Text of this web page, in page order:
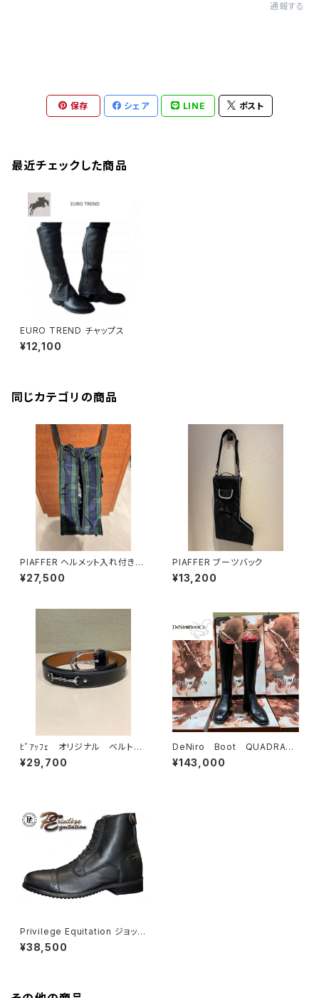
通報する
保存 シェア LINE ポスト
最近チェックした商品
EURO TREND チャップス
¥12,100
同じカテゴリの商品
PIAFFER ヘルメット入れ付きブ
ーツバック
¥27,500
PIAFFER ブーツバック
¥13,200
ﾋﾟｱｯﾌｪ オリジナル ベルト
ユニセックス
¥29,700
DeNiro Boot QUADRA
CUOIO+VIBRAM
¥143,000
Privilege Equitation ジョッパ
ーブーツ MILANO
¥38,500